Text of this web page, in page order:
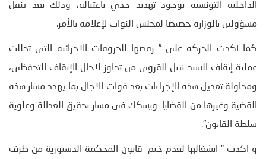
الداخلية التونسية بوجود تهديد جدي باغتياله، وذلك بعد تنقل
مسؤولين بالوزارة خصيصا لمجلس النواب لإعلامه بالأمر.
كما أكدت الحركة على ” رفضها للخروقات الاجرائية التي تخللت
عملية إيقاف السيد نبيل القروي من تجاوز لآجال الإيقاف التحفظي،
ومحاولة تعديل هذه الإجراءات بعد فوات الآجال بما يهدد مسار هذه
القضية وغيرها من القضايا ويشكك في مسار تحقيق العدالة وعلوية
سلطة القانون”.
و اكدت ” انشغالها لعدم ختم قانون المحكمة الدستورية من طرف